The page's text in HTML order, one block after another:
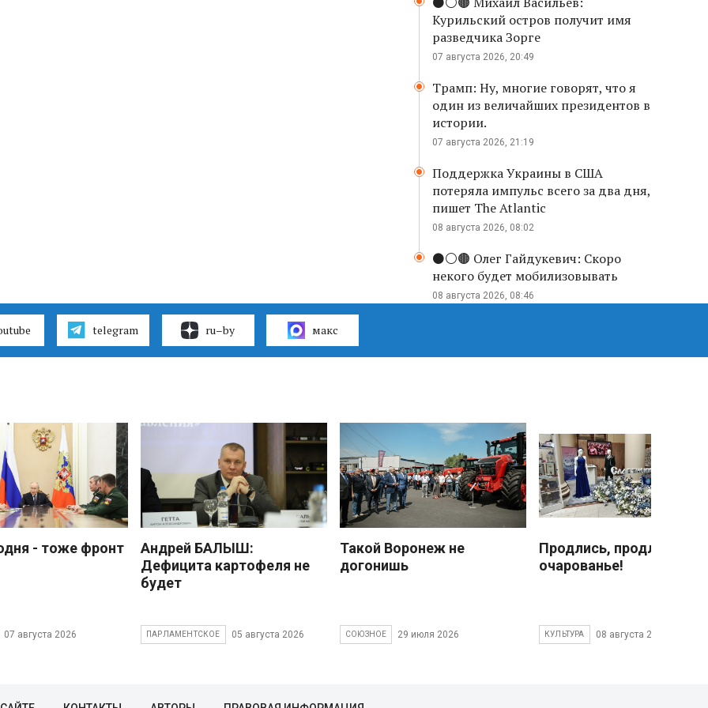
Курильский остров получит имя
разведчика Зорге
07 августа 2026, 20:49
Трамп: Ну, многие говорят, что я
один из величайших президентов в
истории.
07 августа 2026, 21:19
Поддержка Украины в США
потеряла импульс всего за два дня,
пишет The Atlantic
08 августа 2026, 08:02
⚫️⚪️🟤 Олег Гайдукевич: Скоро
некого будет мобилизовывать
08 августа 2026, 08:46
telegram ru–by макс
- тоже фронт
07 августа 2026
Андрей БАЛЫШ:
Дефицита картофеля не
будет
ПАРЛАМЕНТСКОЕ 05 августа 2026
Такой Воронеж не
догонишь
СОЮЗНОЕ 29 июля 2026
Продлись, продлись
очарованье!
КУЛЬТУРА 08 августа 2026